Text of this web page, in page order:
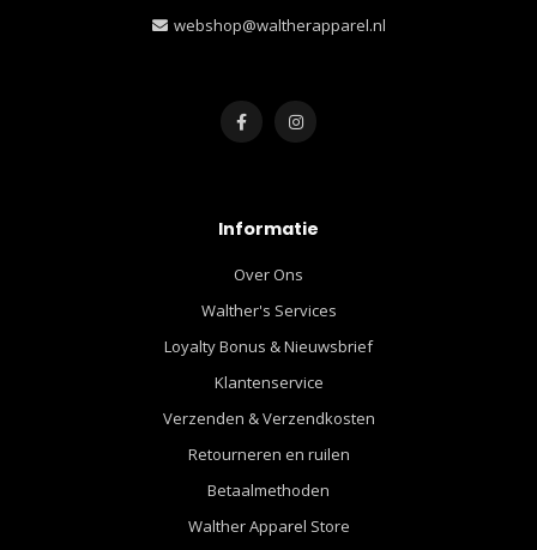
webshop@waltherapparel.nl
Informatie
Over Ons
Walther's Services
Loyalty Bonus & Nieuwsbrief
Klantenservice
Verzenden & Verzendkosten
Retourneren en ruilen
Betaalmethoden
Walther Apparel Store